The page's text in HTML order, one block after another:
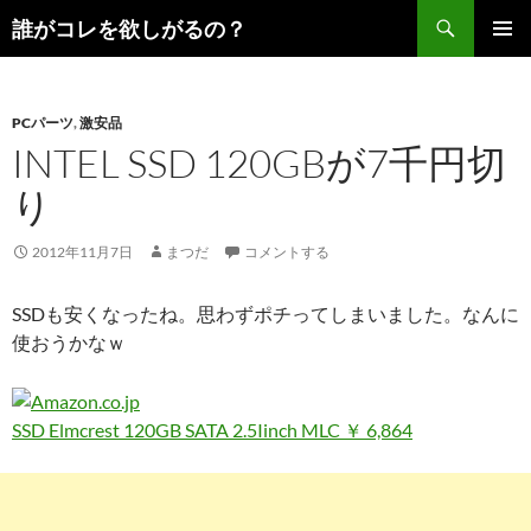
コ
ン
ツ
へ
ス
誰がコレを欲しがるの？
検
索
PCパーツ,激安品
INTEL SSD 120GBが7千円切
り
2012年11月7日 まつだ コメントする
SSDも安くなったね。思わずポチってしまいました。なんに
使おうかなｗ
SSD Elmcrest 120GB SATA 2.5Iinch MLC ￥ 6,864